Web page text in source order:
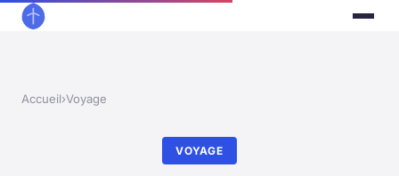
Accueil›Voyage
VOYAGE